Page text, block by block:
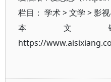
栏目： 学术>文学 >影
本文
https://